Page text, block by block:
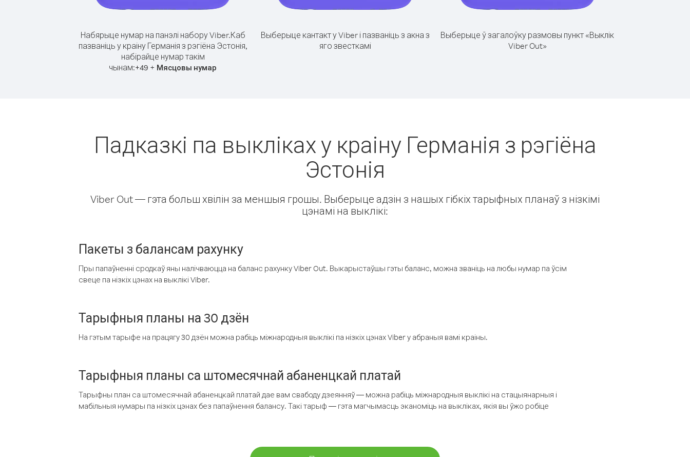
Набярыце нумар на панэлі набору Viber.Каб
пазваніць у краіну Германія з рэгіёна Эстонія,
набірайце нумар такім
чынам:+49 + Мясцовы нумар
Выберыце кантакт у Viber і пазваніць з акна з
яго звесткамі
Выберыце ў загалоўку размовы пункт «Выклік
Viber Out»
Падказкі па выкліках у краіну Германія з рэгіёна
Эстонія
Viber Out — гэта больш хвілін за меншыя грошы. Выберыце адзін з нашых гібкіх тарыфных планаў з нізкімі
цэнамі на выклікі:
Пакеты з балансам рахунку
Пры папаўненні сродкаў яны налічваюцца на баланс рахунку Viber Out. Выкарыстаўшы гэты баланс, можна званіць на любы нумар па ўсім
свеце па нізкіх цэнах на выклікі Viber.
Тарыфныя планы на 30 дзён
На гэтым тарыфе на працягу 30 дзён можна рабіць міжнародныя выклікі па нізкіх цэнах Viber у абраныя вамі краіны.
Тарыфныя планы са штомесячнай абаненцкай платай
Тарыфны план са штомесячнай абаненцкай платай дае вам свабоду дзеянняў — можна рабіць міжнародныя выклікі на стацыянарныя і
мабільныя нумары па нізкіх цэнах без папаўнення балансу. Такі тарыф — гэта магчымасць эканоміць на выкліках, якія вы ўжо робіце